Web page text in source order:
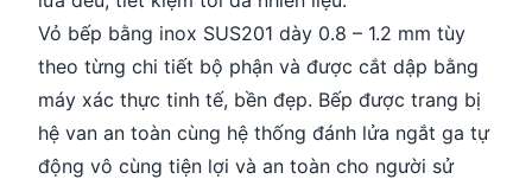
Vỏ bếp bằng inox SUS201 dày 0.8 – 1.2 mm tùy
theo từng chi tiết bộ phận và được cắt dập bằng
máy xác thực tinh tế, bền đẹp. Bếp được trang bị
hệ van an toàn cùng hệ thống đánh lửa ngắt ga tự
động vô cùng tiện lợi và an toàn cho người sử